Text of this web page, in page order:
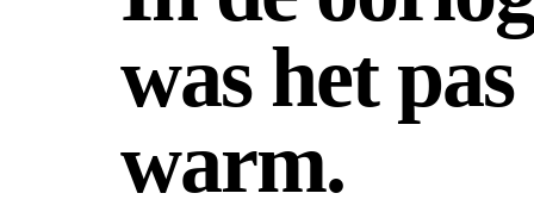
was het pas
warm.